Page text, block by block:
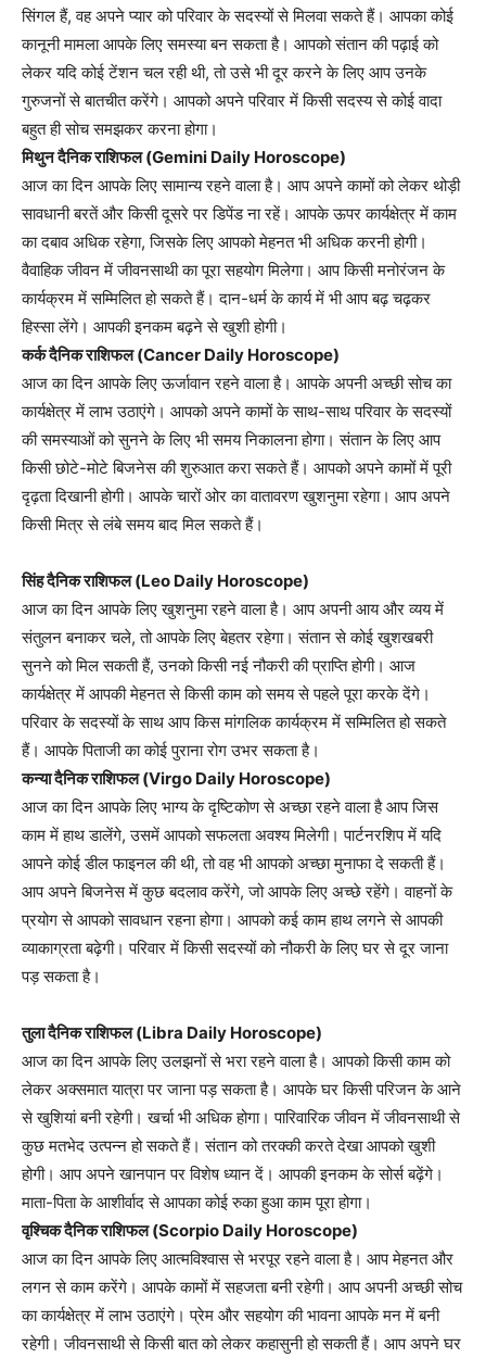
सिंगल हैं, वह अपने प्यार को परिवार के सदस्यों से मिलवा सकते हैं। आपका कोई
कानूनी मामला आपके लिए समस्या बन सकता है। आपको संतान की पढ़ाई को
लेकर यदि कोई टेंशन चल रही थी, तो उसे भी दूर करने के लिए आप उनके
गुरुजनों से बातचीत करेंगे। आपको अपने परिवार में किसी सदस्य से कोई वादा
बहुत ही सोच समझकर करना होगा।
मिथुन दैनिक राशिफल (Gemini Daily Horoscope)
आज का दिन आपके लिए सामान्य रहने वाला है। आप अपने कामों को लेकर थोड़ी
सावधानी बरतें और किसी दूसरे पर डिपेंड ना रहें। आपके ऊपर कार्यक्षेत्र में काम
का दबाव अधिक रहेगा, जिसके लिए आपको मेहनत भी अधिक करनी होगी।
वैवाहिक जीवन में जीवनसाथी का पूरा सहयोग मिलेगा। आप किसी मनोरंजन के
कार्यक्रम में सम्मिलित हो सकते हैं। दान-धर्म के कार्य में भी आप बढ़ चढ़कर
हिस्सा लेंगे। आपकी इनकम बढ़ने से खुशी होगी।
कर्क दैनिक राशिफल (Cancer Daily Horoscope)
आज का दिन आपके लिए ऊर्जावान रहने वाला है। आपके अपनी अच्छी सोच का
कार्यक्षेत्र में लाभ उठाएंगे। आपको अपने कामों के साथ-साथ परिवार के सदस्यों
की समस्याओं को सुनने के लिए भी समय निकालना होगा। संतान के लिए आप
किसी छोटे-मोटे बिजनेस की शुरुआत करा सकते हैं। आपको अपने कामों में पूरी
दृढ़ता दिखानी होगी। आपके चारों ओर का वातावरण खुशनुमा रहेगा। आप अपने
किसी मित्र से लंबे समय बाद मिल सकते हैं।
सिंह दैनिक राशिफल (Leo Daily Horoscope)
आज का दिन आपके लिए खुशनुमा रहने वाला है। आप अपनी आय और व्यय में
संतुलन बनाकर चले, तो आपके लिए बेहतर रहेगा। संतान से कोई खुशखबरी
सुनने को मिल सकती हैं, उनको किसी नई नौकरी की प्राप्ति होगी। आज
कार्यक्षेत्र में आपकी मेहनत से किसी काम को समय से पहले पूरा करके देंगे।
परिवार के सदस्यों के साथ आप किस मांगलिक कार्यक्रम में सम्मिलित हो सकते
हैं। आपके पिताजी का कोई पुराना रोग उभर सकता है।
कन्या दैनिक राशिफल (Virgo Daily Horoscope)
आज का दिन आपके लिए भाग्य के दृष्टिकोण से अच्छा रहने वाला है आप जिस
काम में हाथ डालेंगे, उसमें आपको सफलता अवश्य मिलेगी। पार्टनरशिप में यदि
आपने कोई डील फाइनल की थी, तो वह भी आपको अच्छा मुनाफा दे सकती हैं।
आप अपने बिजनेस में कुछ बदलाव करेंगे, जो आपके लिए अच्छे रहेंगे। वाहनों के
प्रयोग से आपको सावधान रहना होगा। आपको कई काम हाथ लगने से आपकी
व्याकाग्रता बढ़ेगी। परिवार में किसी सदस्यों को नौकरी के लिए घर से दूर जाना
पड़ सकता है।
तुला दैनिक राशिफल (Libra Daily Horoscope)
आज का दिन आपके लिए उलझनों से भरा रहने वाला है। आपको किसी काम को
लेकर अक्समात यात्रा पर जाना पड़ सकता है। आपके घर किसी परिजन के आने
से खुशियां बनी रहेगी। खर्चा भी अधिक होगा। पारिवारिक जीवन में जीवनसाथी से
कुछ मतभेद उत्पन्न हो सकते हैं। संतान को तरक्की करते देखा आपको खुशी
होगी। आप अपने खानपान पर विशेष ध्यान दें। आपकी इनकम के सोर्स बढ़ेंगे।
माता-पिता के आशीर्वाद से आपका कोई रुका हुआ काम पूरा होगा।
वृश्चिक दैनिक राशिफल (Scorpio Daily Horoscope)
आज का दिन आपके लिए आत्मविश्वास से भरपूर रहने वाला है। आप मेहनत और
लगन से काम करेंगे। आपके कामों में सहजता बनी रहेगी। आप अपनी अच्छी सोच
का कार्यक्षेत्र में लाभ उठाएंगे। प्रेम और सहयोग की भावना आपके मन में बनी
रहेगी। जीवनसाथी से किसी बात को लेकर कहासुनी हो सकती हैं। आप अपने घर